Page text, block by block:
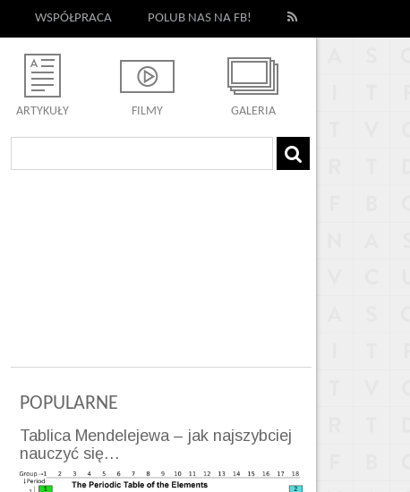
WSPÓŁPRACA POLUB NAS NA FB!
ARTYKUŁY FILMY GALERIA
POPULARNE
Tablica Mendelejewa – jak najszybciej
nauczyć się…